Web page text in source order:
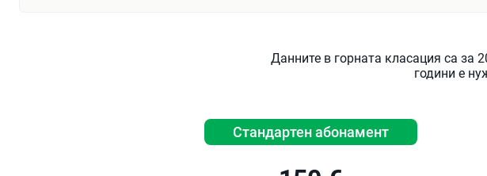
Данните в горната класация са за
години е
Стандартен абонамент